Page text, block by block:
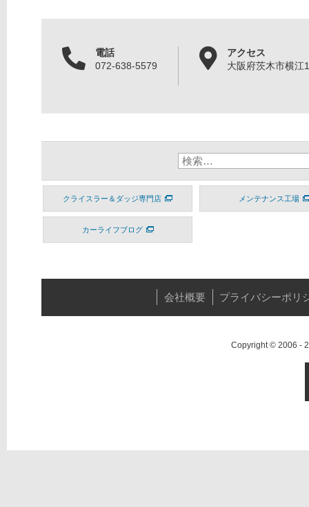
電話
072-638-5579
アクセス
大阪府茨木市横江
クライスラー＆ダッジ専門店 メンテナンス工場
カーライフブログ
会社概要 プライバシーポリ
Copyright © 2006 -